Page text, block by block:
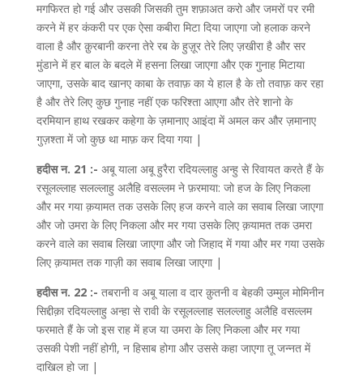
मगफिरत हो गई और उसकी जिसकी तुम शफ़ाअत करो और जमरों पर रमी
करने में हर कंकरी पर एक ऐसा कबीरा मिटा दिया जाएगा जो हलाक करने
वाला है और क़ुरबानी करना तेरे रब के हुज़ूर तेरे लिए ज़खीरा है और सर
मुंडाने में हर बाल के बदले में हसना लिखा जाएगा और एक गुनाह मिटाया
जाएगा, उसके बाद खानए काबा के तवाफ़ का ये हाल है के तो तवाफ़ कर रहा
है और तेरे लिए कुछ गुनाह नहीं एक फरिश्ता आएगा और तेरे शानो के
दरमियान हाथ रखकर कहेगा के ज़मानाए आइंदा में अमल कर और ज़मानाए
गुज़श्ता में जो कुछ था माफ़ कर दिया गया |
हदीस न. 21 :- अबू याला अबू हुरैरा रदियल्लाहु अन्हु से रिवायत करते हैं के
रसूलल्लाह सलल्लाहु अलैहि वसल्लम ने फ़रमाया: जो हज के लिए निकला
और मर गया क़यामत तक उसके लिए हज करने वाले का सवाब लिखा जाएगा
और जो उमरा के लिए निकला और मर गया उसके लिए क़यामत तक उमरा
करने वाले का सवाब लिखा जाएगा और जो जिहाद में गया और मर गया उसके
लिए क़यामत तक गाज़ी का सवाब लिखा जाएगा |
हदीस न. 22 :- तबरानी व अबू याला व दार क़ुतनी व बेहकी उम्मुल मोमिनीन
सिद्दीक़ा रदियल्लाहु अन्हा से रावी के रसूलल्लाह सलल्लाहु अलैहि वसल्लम
फरमाते हैं के जो इस राह में हज या उमरा के लिए निकला और मर गया
उसकी पेशी नहीं होगी, न हिसाब होगा और उससे कहा जाएगा तू जन्नत में
दाखिल हो जा |